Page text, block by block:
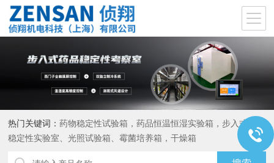
热门关键词：药物稳定性试验箱，药品恒温恒湿实验箱，步入式药品
稳定性实验室、光照试验箱、霉菌培养箱，干燥箱